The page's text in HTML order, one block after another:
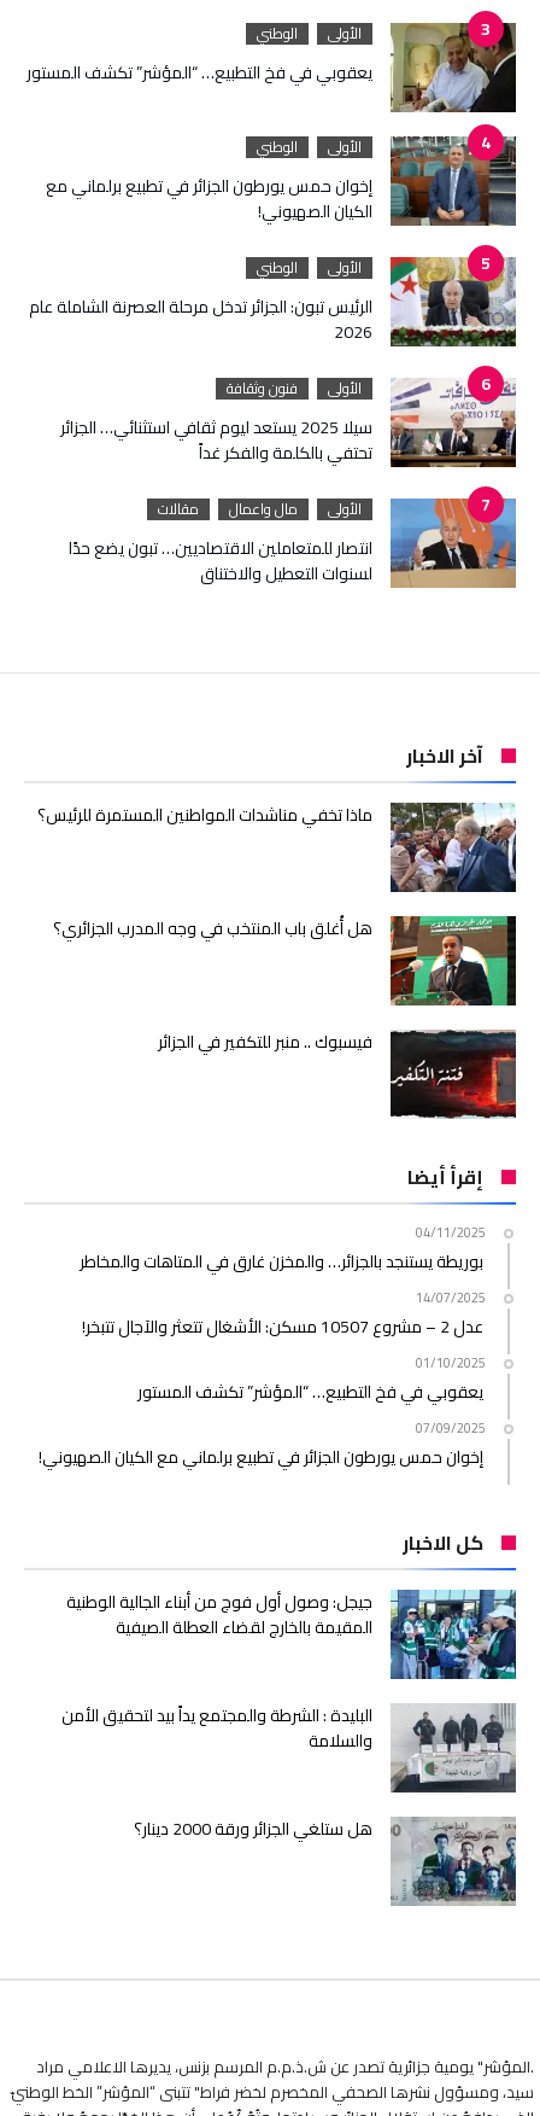
الأولى الوطني
يعقوبي في فخ التطبيع… “المؤشر” تكشف المستور
الأولى الوطني
إخوان حمس يورطون الجزائر في تطبيع برلماني مع
الكيان الصهيوني!
الأولى الوطني
الرئيس تبون: الجزائر تدخل مرحلة العصرنة الشاملة عام
2026
الأولى فنون وثقافة
سيلا 2025 يستعد ليوم ثقافي استثنائي… الجزائر
تحتفي بالكلمة والفكر غداً
الأولى مال واعمال مقالات
انتصار للمتعاملين الاقتصاديين… تبون يضع حدًا
لسنوات التعطيل والاختناق
آخر الاخبار
ماذا تخفي مناشدات المواطنين المستمرة للرئيس؟
هل أُغلق باب المنتخب في وجه المدرب الجزائري؟
فيسبوك .. منبر للتكفير في الجزائر
إقرأ أيضا
04/11/2025
بوريطة يستنجد بالجزائر… والمخزن غارق في المتاهات والمخاطر
14/07/2025
عدل 2 – مشروع 10507 مسكن: الأشغال تتعثر والآجال تتبخر!
01/10/2025
يعقوبي في فخ التطبيع… “المؤشر” تكشف المستور
07/09/2025
إخوان حمس يورطون الجزائر في تطبيع برلماني مع الكيان الصهيوني!
كل الاخبار
جيجل: وصول أول فوج من أبناء الجالية الوطنية
المقيمة بالخارج لقضاء العطلة الصيفية
البليدة : الشرطة والمجتمع يداً بيد لتحقيق الأمن
والسلامة
هل ستلغي الجزائر ورقة 2000 دينار؟
.المؤشر" يومية جزائرية تصدر عن ش.ذ.م.م المرسم بزنس، يديرها الاعلامي مراد
سيد، ومسؤول نشرها الصحفي المخصرم لخضر فراط" تتبنى “المؤشر” الخط الوطنيّ